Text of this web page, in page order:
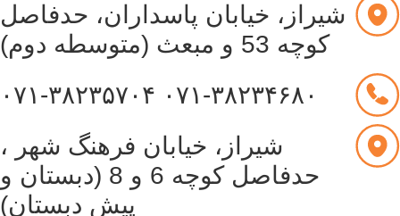
شیراز، خیابان پاسداران، حدفاصل
کوچه 53 و مبعث (متوسطه دوم)
۰۷۱-۳۸۲۳۴۶۸۰
۰۷۱-۳۸۲۳۵۷۰۴
شیراز، خیابان فرهنگ شهر ،
حدفاصل کوچه 6 و 8 (دبستان و
پیش دبستان)